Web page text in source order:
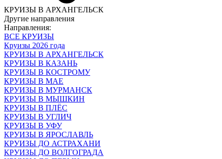
КРУИЗЫ В АРХАНГЕЛЬСК
Другие направления
Направления:
ВСЕ КРУИЗЫ
Круизы 2026 года
КРУИЗЫ В АРХАНГЕЛЬСК
КРУИЗЫ В КАЗАНЬ
КРУИЗЫ В КОСТРОМУ
КРУИЗЫ В МАЕ
КРУИЗЫ В МУРМАНСК
КРУИЗЫ В МЫШКИН
КРУИЗЫ В ПЛЁС
КРУИЗЫ В УГЛИЧ
КРУИЗЫ В УФУ
КРУИЗЫ В ЯРОСЛАВЛЬ
КРУИЗЫ ДО АСТРАХАНИ
КРУИЗЫ ДО ВОЛГОГРАДА